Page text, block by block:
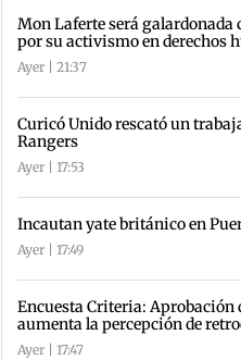
Mon Laferte será galardonada
por su activismo en derechos
Ayer | 21:37
Curicó Unido rescató un
Rangers
Ayer | 17:53
Incautan yate británico en
Ayer | 17:49
Encuesta Criteria: Aprobación
aumenta la percepción de
Ayer | 17:47